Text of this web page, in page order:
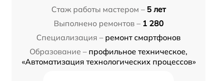
Стаж работы мастером – 5 лет
Выполнено ремонтов – 1 280
Специализация – ремонт смартфонов
Образование – профильное техническое,
«Автоматизация технологических процессов»